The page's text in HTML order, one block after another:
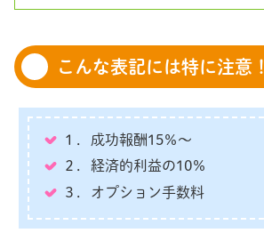
こんな表記には特に注意！
１．成功報酬15％～
２．経済的利益の10％
３．オプション手数料